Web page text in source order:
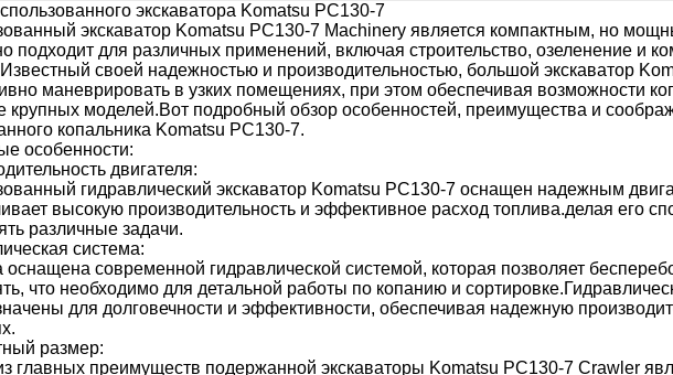
экскаватора Komatsu PC130-7
экскаватор Komatsu PC130-7 Machinery является компактным, но
подходит для различных применений, включая строительство, озеленение и
своей надежностью и производительностью, большой экскаватор
маневрировать в узких помещениях, при этом обеспечивая возможности
крупных моделей.Вот подробный обзор особенностей, преимущества и
копальника Komatsu PC130-7.
особенности:
двигателя:
гидравлический экскаватор Komatsu PC130-7 оснащен надежным
высокую производительность и эффективное расход топлива.делая его
различные задачи.
система:
современной гидравлической системой, которая позволяет
что необходимо для детальной работы по копанию и
для долговечности и эффективности, обеспечивая надежную
размер:
главных преимуществ подержанной экскаваторы Komatsu PC130-7 Crawler